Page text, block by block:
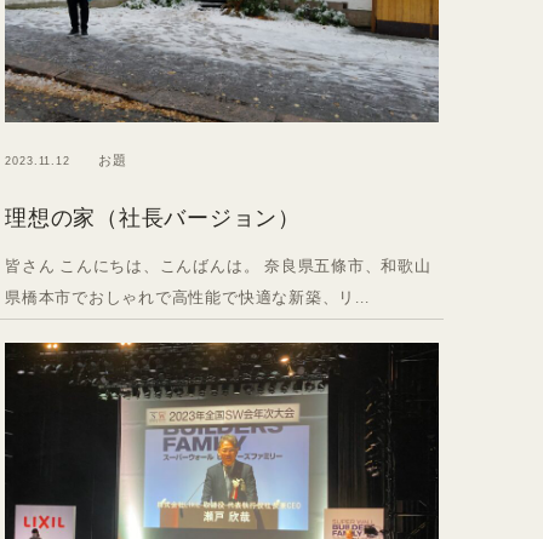
2023.11.12 お題
理想の家（社長バージョン）
皆さん こんにちは、こんばんは。 奈良県五條市、和歌山
県橋本市でおしゃれで高性能で快適な新築、リ...